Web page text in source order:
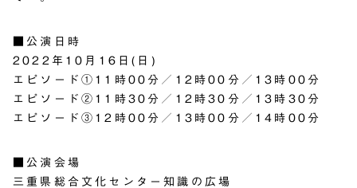
■公演日時
2022年10月16日(日)
エピソード①11時00分／12時00分／13時00分
エピソード②11時30分／12時30分／13時30分
エピソード③12時00分／13時00分／14時00分
■公演会場
三重県総合文化センター知識の広場